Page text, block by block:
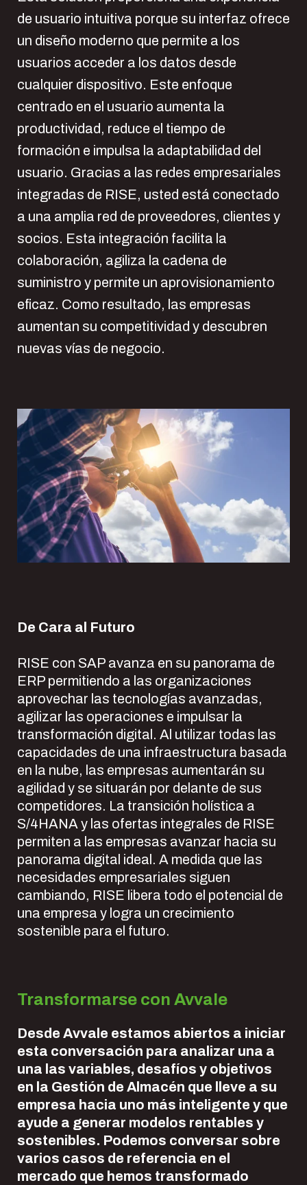
de usuario intuitiva porque su interfaz ofrece
un diseño moderno que permite a los
usuarios acceder a los datos desde
cualquier dispositivo. Este enfoque
centrado en el usuario aumenta la
productividad, reduce el tiempo de
formación e impulsa la adaptabilidad del
usuario. Gracias a las redes empresariales
integradas de RISE, usted está conectado
a una amplia red de proveedores, clientes y
socios. Esta integración facilita la
colaboración, agiliza la cadena de
suministro y permite un aprovisionamiento
eficaz. Como resultado, las empresas
aumentan su competitividad y descubren
nuevas vías de negocio.
De Cara al Futuro
RISE con SAP avanza en su panorama de
ERP permitiendo a las organizaciones
aprovechar las tecnologías avanzadas,
agilizar las operaciones e impulsar la
transformación digital. Al utilizar todas las
capacidades de una infraestructura basada
en la nube, las empresas aumentarán su
agilidad y se situarán por delante de sus
competidores. La transición holística a
S/4HANA y las ofertas integrales de RISE
permiten a las empresas avanzar hacia su
panorama digital ideal. A medida que las
necesidades empresariales siguen
cambiando, RISE libera todo el potencial de
una empresa y logra un crecimiento
sostenible para el futuro.
Transformarse con Avvale
Desde Avvale estamos abiertos a iniciar
esta conversación para analizar una a
una las variables, desafíos y objetivos
en la Gestión de Almacén que lleve a su
empresa hacia uno más inteligente y que
ayude a generar modelos rentables y
sostenibles. Podemos conversar sobre
varios casos de referencia en el
mercado que hemos transformado